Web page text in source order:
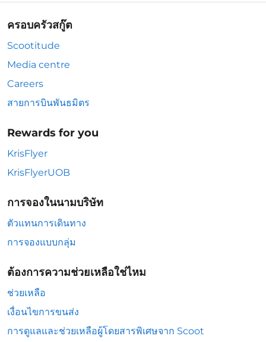
ครอบครัวสกู๊ต
Scootitude
Media centre
Careers
สายการบินพันธมิตร
Rewards for you
KrisFlyer
KrisFlyerUOB
การจองในนามบริษัท
ตัวแทนการเดินทาง
การจองแบบกลุ่ม
ต้องการความช่วยเหลือใช่ไหม
ช่วยเหลือ
เงื่อนไขการขนส่ง
การดูแลและช่วยเหลือผู้โดยสารพิเศษจาก Scoot